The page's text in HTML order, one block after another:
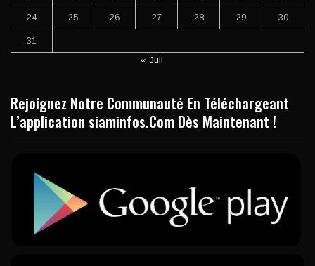
24 25 26 27 28 29 30
31
« Juil
Rejoignez Notre Communauté En Téléchargeant
L’application siaminfos.Com Dès Maintenant !